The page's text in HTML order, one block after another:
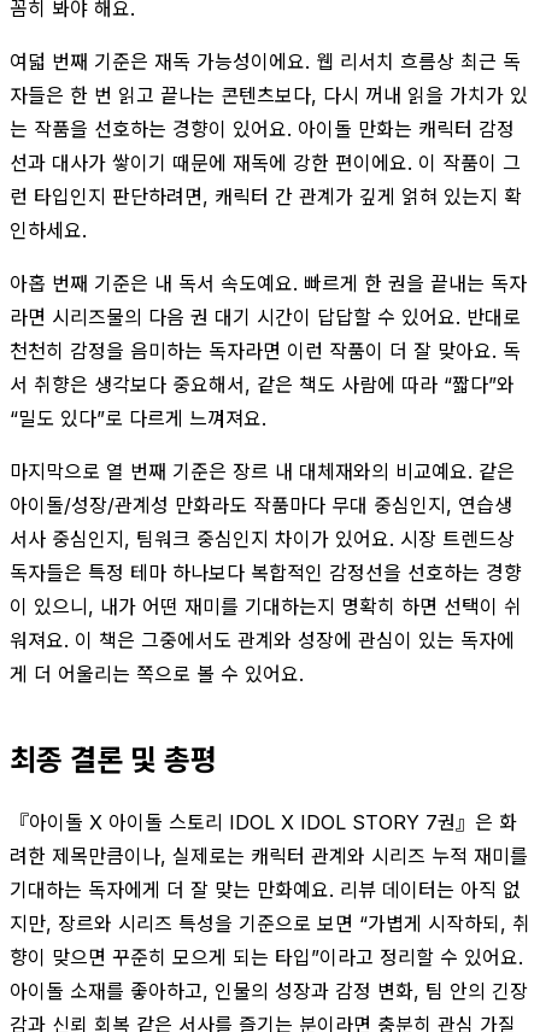
꼼히 봐야 해요.
여덟 번째 기준은 재독 가능성이에요. 웹 리서치 흐름상 최근 독
자들은 한 번 읽고 끝나는 콘텐츠보다, 다시 꺼내 읽을 가치가 있
는 작품을 선호하는 경향이 있어요. 아이돌 만화는 캐릭터 감정
선과 대사가 쌓이기 때문에 재독에 강한 편이에요. 이 작품이 그
런 타입인지 판단하려면, 캐릭터 간 관계가 깊게 얽혀 있는지 확
인하세요.
아홉 번째 기준은 내 독서 속도예요. 빠르게 한 권을 끝내는 독자
라면 시리즈물의 다음 권 대기 시간이 답답할 수 있어요. 반대로
천천히 감정을 음미하는 독자라면 이런 작품이 더 잘 맞아요. 독
서 취향은 생각보다 중요해서, 같은 책도 사람에 따라 “짧다”와
“밀도 있다”로 다르게 느껴져요.
마지막으로 열 번째 기준은 장르 내 대체재와의 비교예요. 같은
아이돌/성장/관계성 만화라도 작품마다 무대 중심인지, 연습생
서사 중심인지, 팀워크 중심인지 차이가 있어요. 시장 트렌드상
독자들은 특정 테마 하나보다 복합적인 감정선을 선호하는 경향
이 있으니, 내가 어떤 재미를 기대하는지 명확히 하면 선택이 쉬
워져요. 이 책은 그중에서도 관계와 성장에 관심이 있는 독자에
게 더 어울리는 쪽으로 볼 수 있어요.
최종 결론 및 총평
『아이돌 X 아이돌 스토리 IDOL X IDOL STORY 7권』은 화
려한 제목만큼이나, 실제로는 캐릭터 관계와 시리즈 누적 재미를
기대하는 독자에게 더 잘 맞는 만화예요. 리뷰 데이터는 아직 없
지만, 장르와 시리즈 특성을 기준으로 보면 “가볍게 시작하되, 취
향이 맞으면 꾸준히 모으게 되는 타입”이라고 정리할 수 있어요.
아이돌 소재를 좋아하고, 인물의 성장과 감정 변화, 팀 안의 긴장
감과 신뢰 회복 같은 서사를 즐기는 분이라면 충분히 관심 가질